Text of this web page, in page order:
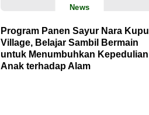
News
Program Panen Sayur Nara Kupu
Village, Belajar Sambil Bermain
untuk Menumbuhkan Kepedulian
Anak terhadap Alam